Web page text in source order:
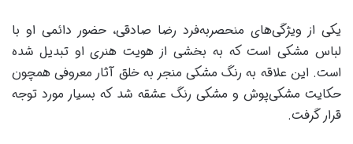
یکی از ویژگی‌های منحصر‌به‌فرد رضا صادقی، حضور دائمی او با
لباس مشکی است که به بخشی از هویت هنری او تبدیل شده
است. این علاقه به رنگ مشکی منجر به خلق آثار معروفی همچون
حکایت مشکی‌پوش و مشکی رنگ عشقه شد که بسیار مورد توجه
قرار گرفت.